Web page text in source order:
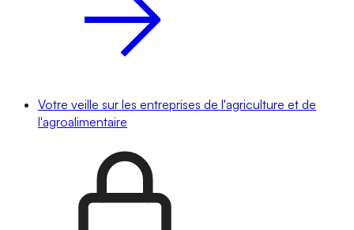
Votre veille sur les entreprises de l'agriculture et de
l'agroalimentaire